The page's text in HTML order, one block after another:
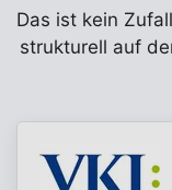
Das ist kein
strukturell auf